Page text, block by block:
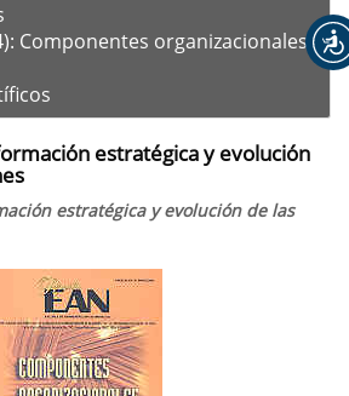
Componentes organizacionales
estratégica y evolución
estratégica y evolución de las